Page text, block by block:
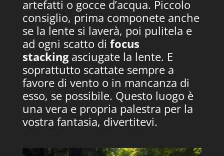
artefatti o gocce d’acqua. Piccolo
consiglio, prima componete anche
se la lente si laverà, poi pulitela e
ad ogni scatto di focus
stackingasciugate la lente. E
soprattutto scattate sempre a
favore di vento o in mancanza di
esso, se possibile. Questo luogo è
una vera e propria palestra per la
vostra fantasia, divertitevi.